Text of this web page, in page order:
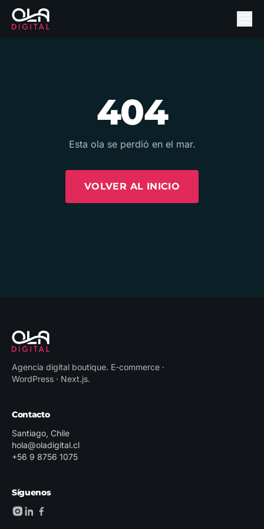
404
Esta ola se perdió en el mar.
VOLVER AL INICIO
Agencia digital boutique. E-commerce ·
WordPress · Next.js.
Contacto
Santiago, Chile
hola@oladigital.cl
+56 9 8756 1075
Síguenos